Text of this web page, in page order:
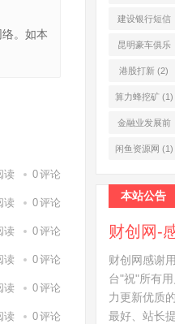
。如本
读 0评论
读 0评论
读 0评论
读 0评论
读 0评论
读 0评论
(2)
建设银行短信
服务费(1)
昆明豪车俱乐
部(1)
港股打新 (2)
算力蜂挖矿(1)
金融业发展前
景(1)
闲鱼资源网 (1)
本站公告
财创网-
财创网感谢
台"祝"所有
力更新优质
最好、站长